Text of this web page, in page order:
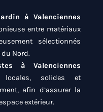
à Valenciennes
entre matériaux
sélectionnés
Nord.
à Valenciennes
locales, solides et
afin d’assurer la
extérieur.